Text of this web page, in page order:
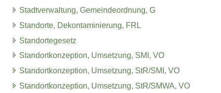
Stadtverwaltung, Gemeindeordnung, G
Standorte, Dekontaminierung, FRL
Standortegesetz
Standortkonzeption, Umsetzung, SMI, VO
Standortkonzeption, Umsetzung, StR/SMI, VO
Standortkonzeption, Umsetzung, StR/SMWA, VO